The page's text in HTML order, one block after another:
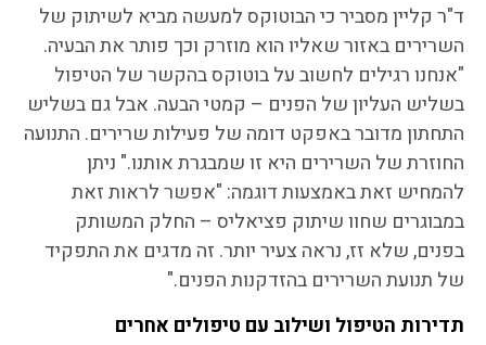
ד"ר קליין מסביר כי הבוטוקס למעשה מביא לשיתוק של
השרירים באזור שאליו הוא מוזרק וכך פותר את הבעיה.
"אנחנו רגילים לחשוב על בוטוקס בהקשר של הטיפול
בשליש העליון של הפנים – קמטי הבעה. אבל גם בשליש
התחתון מדובר באפקט דומה של פעילות שרירים. התנועה
החוזרת של השרירים היא זו שמבגרת אותנו." ניתן
להמחיש זאת באמצעות דוגמה: "אפשר לראות זאת
במבוגרים שחוו שיתוק פציאליס – החלק המשותק
בפנים, שלא זז, נראה צעיר יותר. זה מדגים את התפקיד
של תנועת השרירים בהזדקנות הפנים."
תדירות הטיפול ושילוב עם טיפולים אחרים